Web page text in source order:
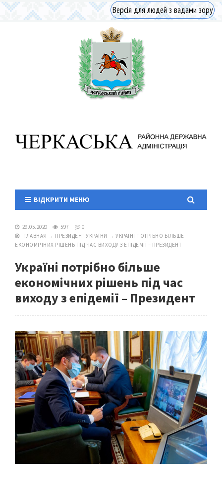
Версія для людей з вадами зору
ВІДКРИТИ МЕНЮ
29.05.2020 597
0
ГЛАВНАЯ → ПРЕЗИДЕНТ УКРАЇНИ → УКРАЇНІ ПОТРІБНО БІЛЬШЕ
ЕКОНОМІЧНИХ РІШЕНЬ ПІД ЧАС ВИХОДУ З ЕПІДЕМІЇ – ПРЕЗИДЕНТ
Україні потрібно більше
економічних рішень під час
виходу з епідемії – Президент